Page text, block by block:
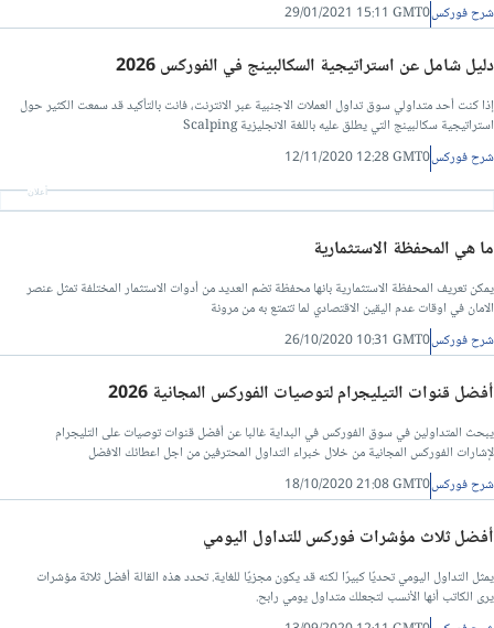
شرح فوركس29/01/2021 15:11 GMT0
دليل شامل عن استراتيجية السكالبينج في الفوركس 2026
إذا كنت أحد متداولي سوق تداول العملات الاجنبية عبر الانترنت، فانت بالتأكيد قد سمعت الكثير حول
استراتيجية سكالبينج التي يطلق عليه باللغة الانجليزية Scalping
شرح فوركس12/11/2020 12:28 GMT0
أعلان
ما هي المحفظة الاستثمارية
يمكن تعريف المحفظة الاستثمارية بانها محفظة تضم العديد من أدوات الاستثمار المختلفة تمثل عنصر
الامان في اوقات عدم اليقين الاقتصادي لما تتمتع به من مرونة
شرح فوركس26/10/2020 10:31 GMT0
أفضل قنوات التيليجرام لتوصيات الفوركس المجانية 2026
يبحث المتداولين في سوق الفوركس في البداية غالبا عن أفضل قنوات توصيات على التليجرام
لإشارات الفوركس المجانية من خلال خبراء التداول المحترفين من اجل اعطائك الافضل
شرح فوركس18/10/2020 21:08 GMT0
أفضل ثلاث مؤشرات فوركس للتداول اليومي
يمثل التداول اليومي تحديًا كبيرًا لكنه قد يكون مجزيًا للغاية. تحدد هذه القالة أفضل ثلاثة مؤشرات
يرى الكاتب أنها الأنسب لتجعلك متداول يومي رابح.